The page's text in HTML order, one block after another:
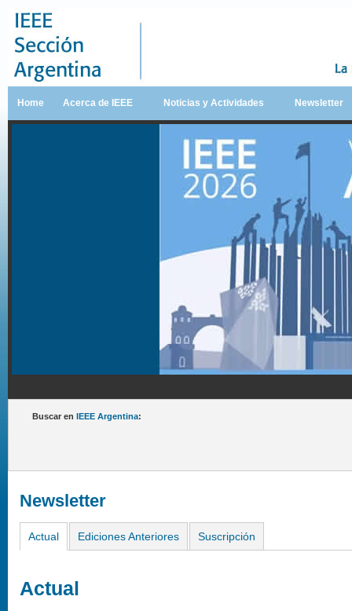
Home Acerca de IEEE Noticias y Actividades Newsletter
Buscar en IEEE Argentina:
Newsletter
Actual Ediciones Anteriores Suscripción
Actual